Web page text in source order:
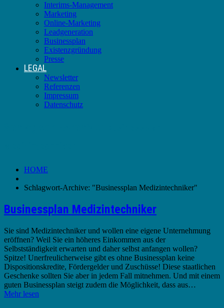
Interims-Management
Marketing
Online-Marketing
Leadgeneration
Businessplan
Existenzgründung
Presse
LEGAL
Newsletter
Referenzen
Impressum
Datenschutz
HOME
Schlagwort-Archive: "Businessplan Medizintechniker"
Businessplan Medizintechniker
Sie sind Medizintechniker und wollen eine eigene Unternehmung
eröffnen? Weil Sie ein höheres Einkommen aus der
Selbstständigkeit erwarten und daher selbst anfangen wollen?
Spitze! Unerfreulicherweise gibt es ohne Businessplan keine
Dispositionskredite, Fördergelder und Zuschüsse! Diese staatlichen
Geschenke sollten Sie aber in jedem Fall mitnehmen. Und mit einem
guten Businessplan steigt zudem die Möglichkeit, dass aus…
Mehr lesen